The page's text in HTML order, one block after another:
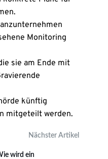
Monitoring
sie am Ende mit
künftig
mitgeteilt werden.
Nächster Artikel
wird ein